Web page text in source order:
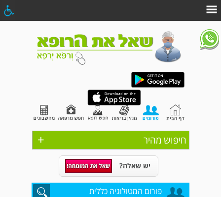
+ חיפוש מהיר
יש שאלה?
פורום המטולוגיה כללית